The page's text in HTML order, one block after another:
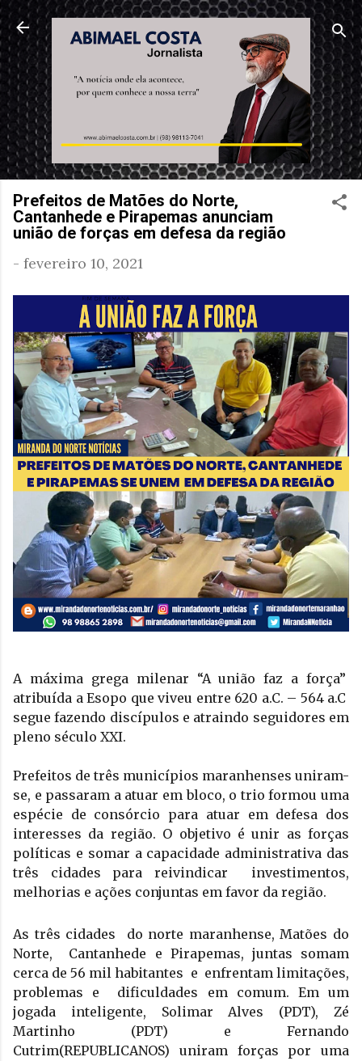
Pular para o conteúdo principal
Prefeitos de Matões do Norte,
Cantanhede e Pirapemas anunciam
união de forças em defesa da região
- fevereiro 10, 2021
A máxima grega milenar “A união faz a força”
atribuída a Esopo que viveu entre 620 a.C. – 564 a.C
segue fazendo discípulos e atraindo seguidores em
pleno século XXI.
Prefeitos de três municípios maranhenses uniram-
se, e passaram a atuar em bloco, o trio formou uma
espécie de consórcio para atuar em defesa dos
interesses da região. O objetivo é unir as forças
políticas e somar a capacidade administrativa das
três cidades para reivindicar  investimentos,
melhorias e ações conjuntas em favor da região.
As três cidades  do norte maranhense, Matões do
Norte,  Cantanhede e Pirapemas, juntas somam
cerca de 56 mil habitantes  e  enfrentam limitações,
problemas e  dificuldades em comum. Em um
jogada inteligente, Solimar Alves (PDT), Zé
Martinho (PDT) e Fernando
Cutrim(REPUBLICANOS) uniram forças por uma